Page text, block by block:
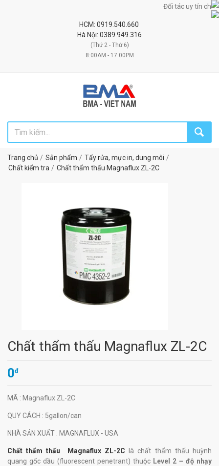
Đối tác uy tín chiến
HCM: 0919.540.660
Hà Nội: 0389.949.316
(Thứ 2 - Thứ 6)
8:00AM - 17:00PM
Trang chủ Sản phẩm
Tẩy rửa, mực in, dung môi
Chất kiểm tra
Chất thẩm thấu Magnaflux ZL-2C
Chất thẩm thấu Magnaflux ZL-2C
0đ
MÃ : Magnaflux ZL-2C
QUY CÁCH : 5gallon/can
NHÀ SẢN XUẤT : MAGNAFLUX - USA
Chất thẩm thấu Magnaflux ZL-2C là chất thẩm thấu huỳnh
quang gốc dầu (fluorescent penetrant) thuộc Level 2 – độ nhạy